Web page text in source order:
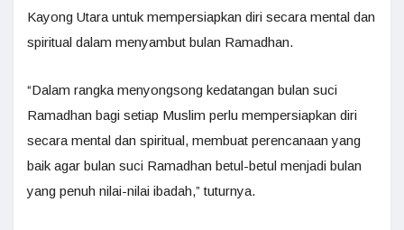
Kayong Utara untuk mempersiapkan diri secara mental dan
spiritual dalam menyambut bulan Ramadhan.
“Dalam rangka menyongsong kedatangan bulan suci
Ramadhan bagi setiap Muslim perlu mempersiapkan diri
secara mental dan spiritual, membuat perencanaan yang
baik agar bulan suci Ramadhan betul-betul menjadi bulan
yang penuh nilai-nilai ibadah,” tuturnya.